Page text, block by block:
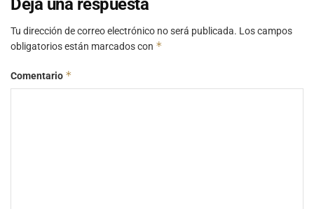
Deja una respuesta
Tu dirección de correo electrónico no será publicada. Los campos
obligatorios están marcados con *
Comentario *